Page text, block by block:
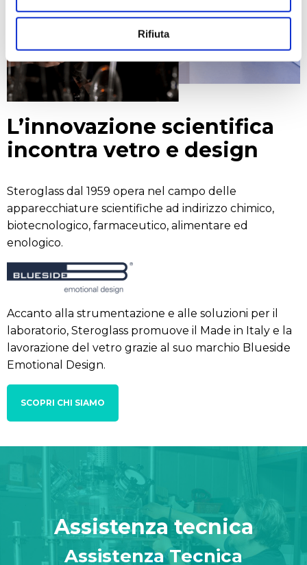
Rifiuta
L’innovazione scientifica
incontra vetro e design
Steroglass dal 1959 opera nel campo delle
apparecchiature scientifiche ad indirizzo chimico,
biotecnologico, farmaceutico, alimentare ed
enologico.
Accanto alla strumentazione e alle soluzioni per il
laboratorio, Steroglass promuove il Made in Italy e la
lavorazione del vetro grazie al suo marchio Blueside
Emotional Design.
SCOPRI CHI SIAMO
Assistenza tecnica
Assistenza Tecnica